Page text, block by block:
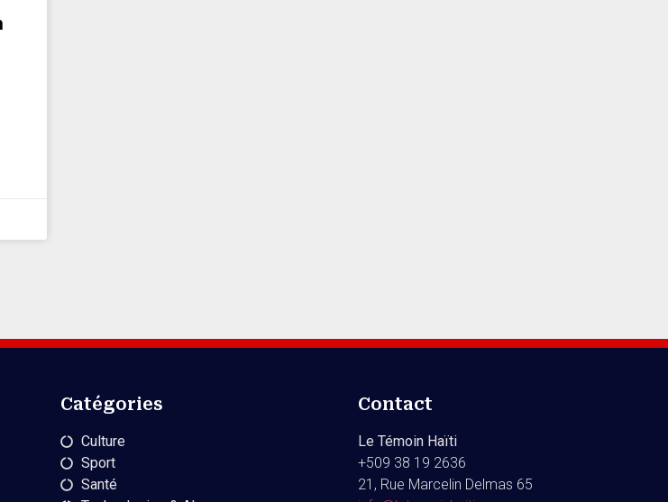
Catégories
Culture
Sport
Santé
Contact
Le Témoin Haïti
+509 38 19 2636
21, Rue Marcelin Delmas 65